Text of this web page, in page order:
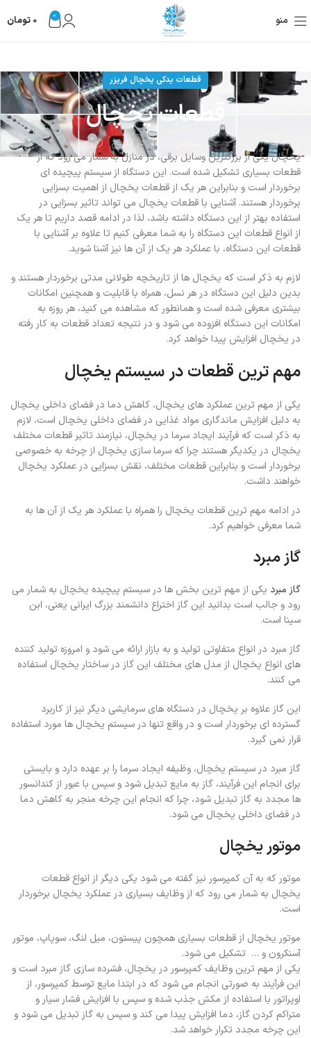
منو 0
0 تومان
قطعات یدکی یخچال فریزر
قطعات یخچال
سپاهان سرما در تاریخ 0
یخچال یکی از بزرگترین وسایل برقی، در منازل به شمار می رود که از
قطعات بسیاری تشکیل شده است. این دستگاه از سیستم پیچیده ای
برخوردار است و بنابراین هر یک از قطعات یخچال از اهمیت بسزایی
برخوردار هستند. آشنایی با قطعات یخچال می تواند تاثیر بسزایی در
استفاده بهتر از این دستگاه داشته باشد، لذا در ادامه قصد داریم تا هر یک
از انواع قطعات این دستگاه را به شما معرفی کنیم تا علاوه بر آشنایی با
قطعات این دستگاه، با عملکرد هر یک از آن ها نیز آشنا شوید.
لازم به ذکر است که یخچال ها از تاریخچه طولانی مدتی برخوردار هستند و
بدین دلیل این دستگاه در هر نسل، همراه با قابلیت و همچنین امکانات
بیشتری معرفی شده است و همانطور که مشاهده می کنید، هر روزه به
امکانات این دستگاه افزوده می شود و در نتیجه تعداد قطعات به کار رفته
در یخچال افزایش پیدا خواهد کرد.
مهم ترین قطعات در سیستم یخچال
یکی از مهم ترین عملکرد های یخچال، کاهش دما در فضای داخلی یخچال
به دلیل افزایش ماندگاری مواد غذایی در فضای داخلی یخچال است، لازم
به ذکر است که فرآیند ایجاد سرما در یخچال، نیازمند تاثیر قطعات مختلف
یخچال در یکدیگر هستند چرا که سرما سازی یخچال از چرخه به خصوصی
برخوردار است و بنابراین قطعات مختلف، نقش بسزایی در عملکرد یخچال
خواهند داشت.
در ادامه مهم ترین قطعات یخچال را همراه با عملکرد هر یک از آن ها به
شما معرفی خواهیم کرد.
گاز مبرد
گاز مبرد یکی از مهم ترین بخش ها در سیستم پیچیده یخچال به شمار می
رود و جالب است بدانید این گاز اختراع دانشمند بزرگ ایرانی یعنی، ابن
سینا است.
گاز مبرد در انواع متفاوتی تولید و به بازار ارائه می شود و امروزه تولید کننده
های انواع یخچال از مدل های مختلف این گاز در ساختار یخچال استفاده
می کنند.
این گاز علاوه بر یخچال در دستگاه های سرمایشی دیگر نیز از کاربرد
گسترده ای برخوردار است و در واقع تنها در سیستم یخچال ها مورد استفاده
قرار نمی گیرد.
گاز مبرد در سیستم یخچال، وظیفه ایجاد سرما را بر عهده دارد و بایستی
برای انجام این فرآیند، گاز به مایع تبدیل شود و سپس با عبور از کندانسور
ها مجدد به گاز تبدیل شود، چرا که انجام این چرخه منجر به کاهش دما
در فضای داخلی یخچال می شود.
موتور یخچال
موتور که به آن کمپرسور نیز گفته می شود یکی دیگر از انواع قطعات
یخچال به شمار می رود که از وظایف بسیاری در عملکرد یخچال برخوردار
است.
موتور یخچال از قطعات بسیاری همچون پیستون، میل لنگ، سوپاپ، موتور
آسنکرون و … تشکیل می شود.
یکی از مهم ترین وظایف کمپرسور در یخچال، فشرده سازی گاز مبرد است و
این فرآیند به صورتی انجام می شود که در ابتدا مایع توسط کمپرسور، از
اوپراتور با استفاده از مکش جذب شده و سپس با افزایش فشار سیار و
متراکم کردن گاز، دما افزایش پیدا می کند و سپس به گاز تبدیل می شود و
این چرخه مجدد تکرار خواهد شد.